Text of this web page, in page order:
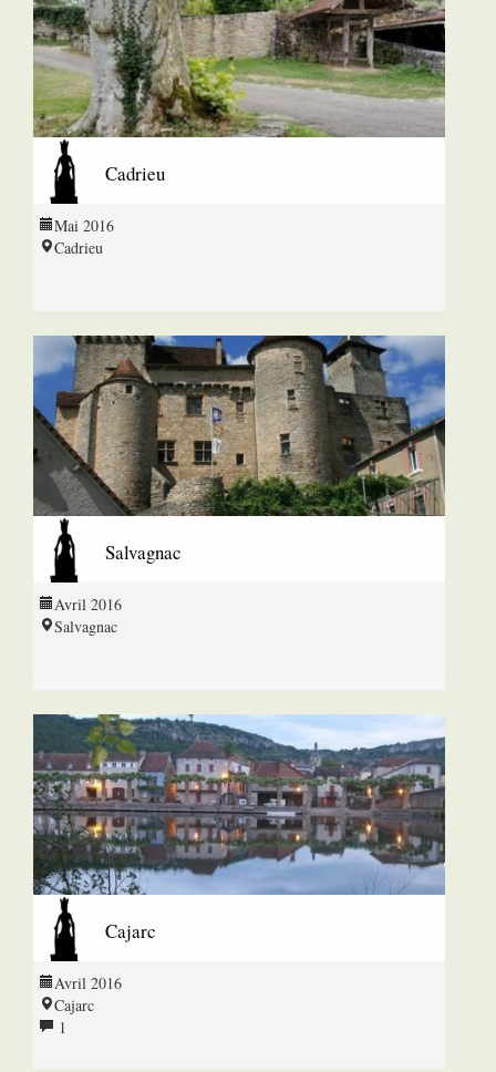
Cadrieu
Mai 2016
Cadrieu
Salvagnac
Avril 2016
Salvagnac
Cajarc
Avril 2016
Cajarc
1